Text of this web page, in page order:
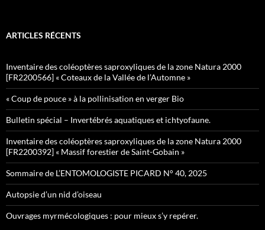
ARTICLES RÉCENTS
Inventaire des coléoptères saproxyliques de la zone Natura 2000
[FR2200566] « Coteaux de la Vallée de l’Automne »
« Coup de pouce » à la pollinisation en verger Bio
Bulletin spécial – Invertébrés aquatiques et ichtyofaune.
Inventaire des coléoptères saproxyliques de la zone Natura 2000
[FR2200392] « Massif forestier de Saint-Gobain »
Sommaire de L’ENTOMOLOGISTE PICARD N° 40, 2025
Autopsie d’un nid d’oiseau
Ouvrages myrmécologiques : pour mieux s’y repérer.